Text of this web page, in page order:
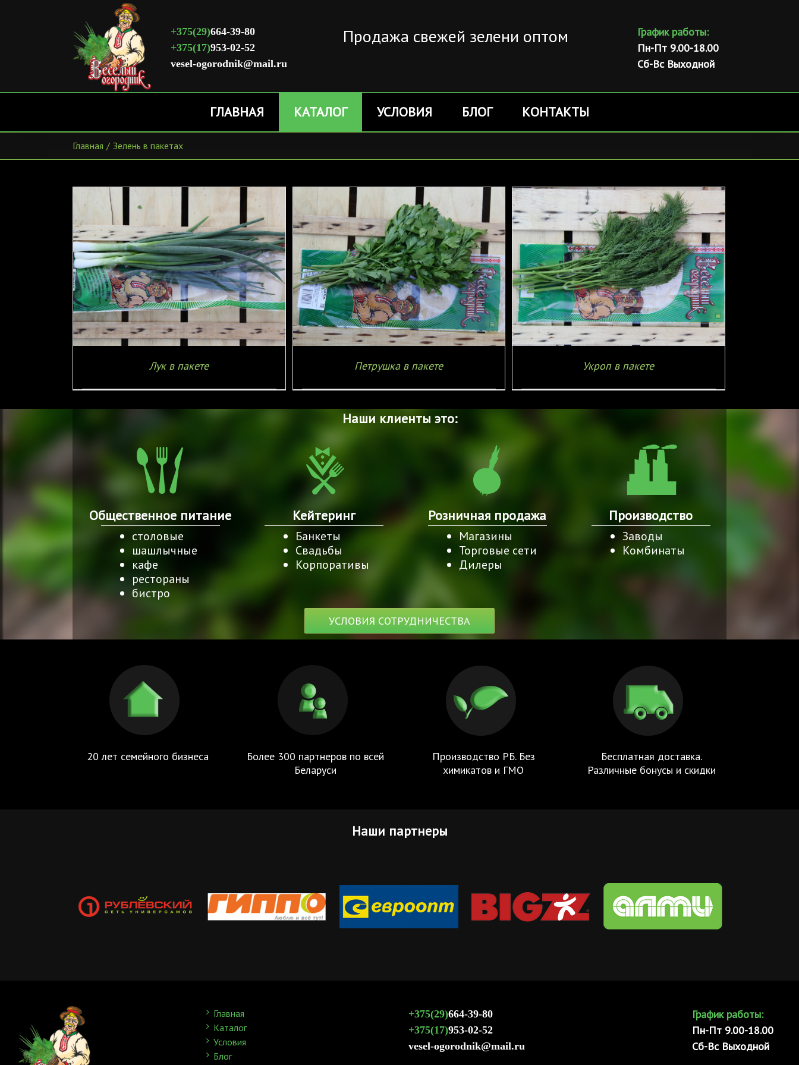
+375(29)664-39-80
+375(17)953-02-52
vesel-ogorodnik@mail.ru
Продажа свежей зелени оптом
График работы:
Пн-Пт 9.00-18.00
Сб-Вс Выходной
ГЛАВНАЯ КАТАЛОГ УСЛОВИЯ БЛОГ КОНТАКТЫ
Главная / Зелень в пакетах
Лук в пакете
ПОДРОБНЕЕ
Петрушка в пакете
ПОДРОБНЕЕ
Укроп в пакете
Наши клиенты это:
Общественное питание
столовые
шашлычные
кафе
рестораны
бистро
Кейтеринг
Банкеты
Свадьбы
Корпоративы
Розничная продажа
Магазины
Торговые сети
Дилеры
Производство
Заводы
Комбинаты
УСЛОВИЯ СОТРУДНИЧЕСТВА
20 лет семейного бизнеса
Более 300 партнеров по всей
Беларуси
Производство РБ. Без
химикатов и ГМО
Бесплатная доставка.
Различные бонусы и скидки
Наши партнеры
Главная
Каталог
Условия
Блог
+375(29)664-39-80
+375(17)953-02-52
vesel-ogorodnik@mail.ru
График работы:
Пн-Пт 9.00-18.00
Сб-Вс Выходной